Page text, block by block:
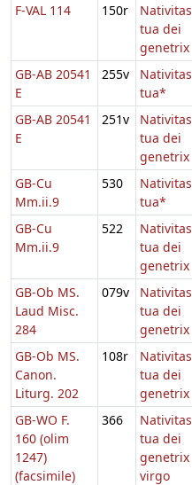
F-VAL 114
150r
Nativitas
tua dei
genetrix
GB-AB 20541
E
255v
Nativitas
tua*
GB-AB 20541
E
251v
Nativitas
tua dei
genetrix
GB-Cu
Mm.ii.9
530
Nativitas
tua*
GB-Cu
Mm.ii.9
522
Nativitas
tua dei
genetrix
GB-Ob MS.
Laud Misc.
284
079v
Nativitas
tua dei
genetrix
GB-Ob MS.
Canon.
Liturg. 202
108r
Nativitas
tua dei
genetrix
GB-WO F.
160 (olim
1247)
(facsimile)
366
Nativitas
tua dei
genetrix
virgo